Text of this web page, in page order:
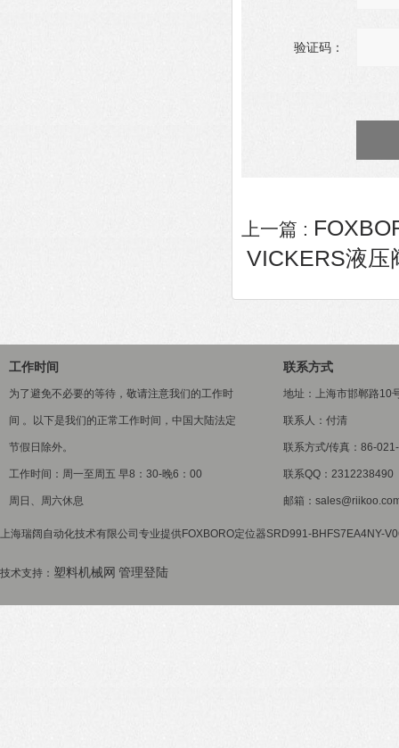
验证码：
上一篇 :
VICKERS液压
工作时间
为了避免不必要的等待，敬请注意我们的工作时
间 。以下是我们的正常工作时间，中国大陆法定
节假日除外。
工作时间：周一至周五 早8：30-晚6：00
周日、周六休息
联系方式
地址：上海市邯郸路10
联系人：付清
联系方式/传真：86-
联系QQ：2312238490
邮箱：
上海瑞阔自动化技术有限公司专业提供FOXBORO定位器SRD991-BHFS7EA4NY-
技术支持： 塑料机械网 管理登陆